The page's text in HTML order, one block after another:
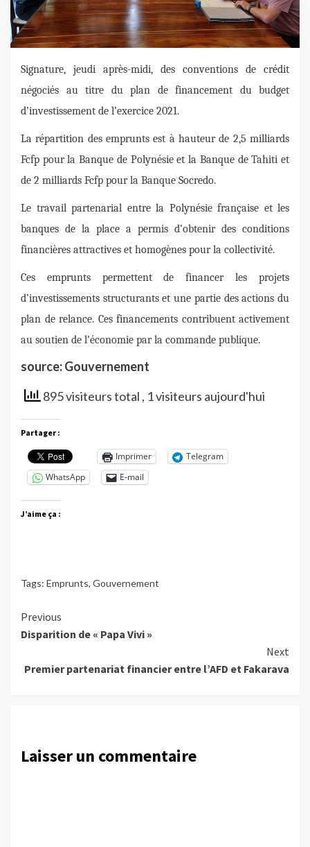
Signature, jeudi après-midi, des conventions de crédit
négociés au titre du plan de financement du budget
d’investissement de l’exercice 2021.
La répartition des emprunts est à hauteur de 2,5 milliards
Fcfp pour la Banque de Polynésie et la Banque de Tahiti et
de 2 milliards Fcfp pour la Banque Socredo.
Le travail partenarial entre la Polynésie française et les
banques de la place a permis d’obtenir des conditions
financières attractives et homogènes pour la collectivité.
Ces emprunts permettent de financer les projets
d’investissements structurants et une partie des actions du
plan de relance. Ces financements contribuent activement
au soutien de l’économie par la commande publique.
source: Gouvernement
895 visiteurs total , 1 visiteurs aujourd'hui
Partager :
Imprimer
Telegram
WhatsApp
E-mail
J’aime ça :
Tags: Emprunts, Gouvernement
Continue
Reading
Previous
Disparition de « Papa Vivi »
Next
Premier partenariat financier entre l’AFD et Fakarava
Laisser un commentaire